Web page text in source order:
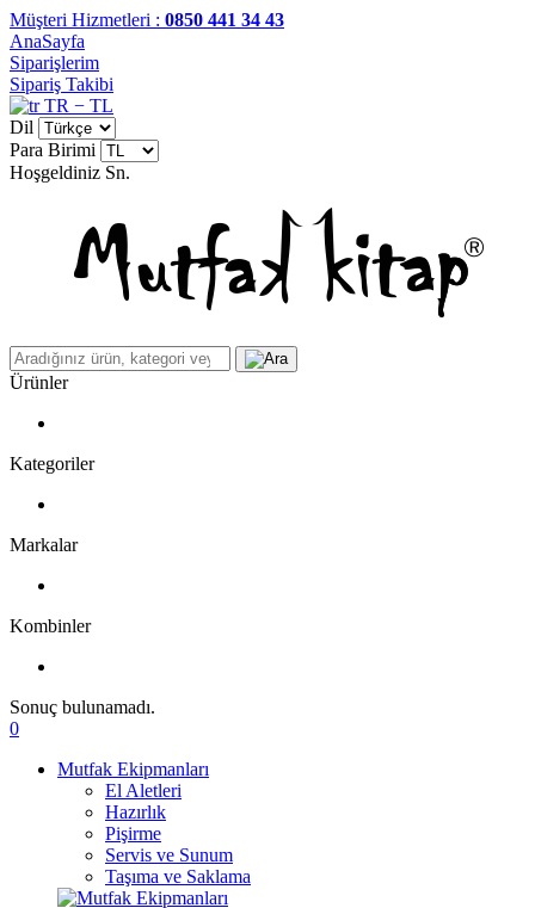
Müşteri Hizmetleri : 0850 441 34 43
AnaSayfa
Siparişlerim
Sipariş Takibi
TR − TL
Dil
Para Birimi
Hoşgeldiniz Sn.
Ürünler
Kategoriler
Markalar
Kombinler
Sonuç bulunamadı.
0
Mutfak Ekipmanları
El Aletleri
Hazırlık
Pişirme
Servis ve Sunum
Taşıma ve Saklama